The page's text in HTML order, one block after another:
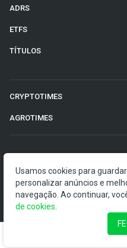
ADRS
ETFS
TÍTULOS
CRYPTOTIMES
AGROTIMES
O Money Times publica
visam a
publicações devem ser
anunciadores e
Usamos cookies para
personalizar anúncios e
navegação. Ao continuar,
de cookies